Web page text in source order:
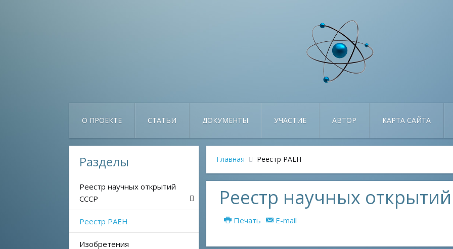
О ПРОЕКТЕ СТАТЬИ ДОКУМЕНТЫ УЧАСТИЕ АВТОР КАРТА САЙТА
Главная Реестр РАЕН
Реестр научных
Печать E-mail
Разделы
Реестр научных открытий
СССР
Космос
Реестр РАЕН
Изобретения